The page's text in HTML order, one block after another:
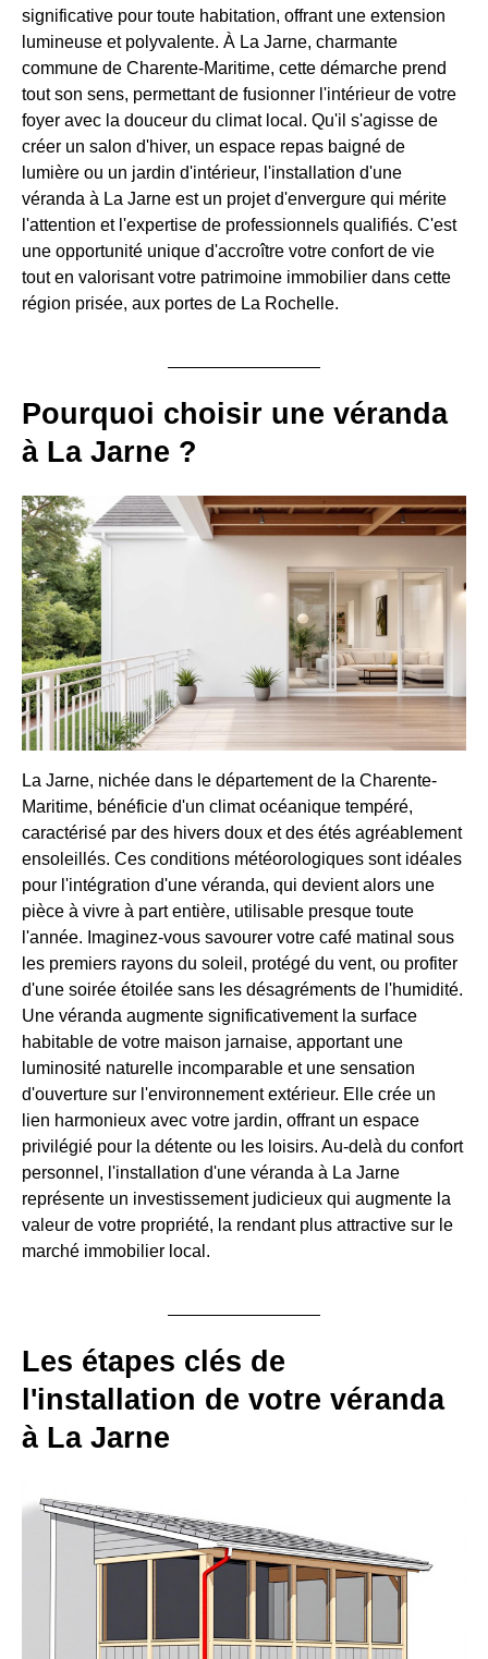
significative pour toute habitation, offrant une extension
lumineuse et polyvalente. À La Jarne, charmante
commune de Charente-Maritime, cette démarche prend
tout son sens, permettant de fusionner l'intérieur de votre
foyer avec la douceur du climat local. Qu'il s'agisse de
créer un salon d'hiver, un espace repas baigné de
lumière ou un jardin d'intérieur, l'installation d'une
véranda à La Jarne est un projet d'envergure qui mérite
l'attention et l'expertise de professionnels qualifiés. C'est
une opportunité unique d'accroître votre confort de vie
tout en valorisant votre patrimoine immobilier dans cette
région prisée, aux portes de La Rochelle.
Pourquoi choisir une véranda
à La Jarne ?
La Jarne, nichée dans le département de la Charente-
Maritime, bénéficie d'un climat océanique tempéré,
caractérisé par des hivers doux et des étés agréablement
ensoleillés. Ces conditions météorologiques sont idéales
pour l'intégration d'une véranda, qui devient alors une
pièce à vivre à part entière, utilisable presque toute
l'année. Imaginez-vous savourer votre café matinal sous
les premiers rayons du soleil, protégé du vent, ou profiter
d'une soirée étoilée sans les désagréments de l'humidité.
Une véranda augmente significativement la surface
habitable de votre maison jarnaise, apportant une
luminosité naturelle incomparable et une sensation
d'ouverture sur l'environnement extérieur. Elle crée un
lien harmonieux avec votre jardin, offrant un espace
privilégié pour la détente ou les loisirs. Au-delà du confort
personnel, l'installation d'une véranda à La Jarne
représente un investissement judicieux qui augmente la
valeur de votre propriété, la rendant plus attractive sur le
marché immobilier local.
Les étapes clés de
l'installation de votre véranda
à La Jarne